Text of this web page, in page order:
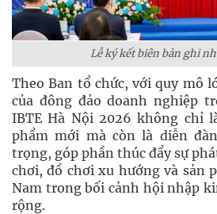
Lễ ký kết biên bản ghi
Theo Ban tổ chức, với quy mô
của đông đảo doanh nghiệp
IBTE Hà Nội 2026 không chỉ
phẩm mới mà còn là diễn
trọng, góp phần thúc đẩy sự
chơi, đồ chơi xu hướng và sản
Nam trong bối cảnh hội nhập
rộng.